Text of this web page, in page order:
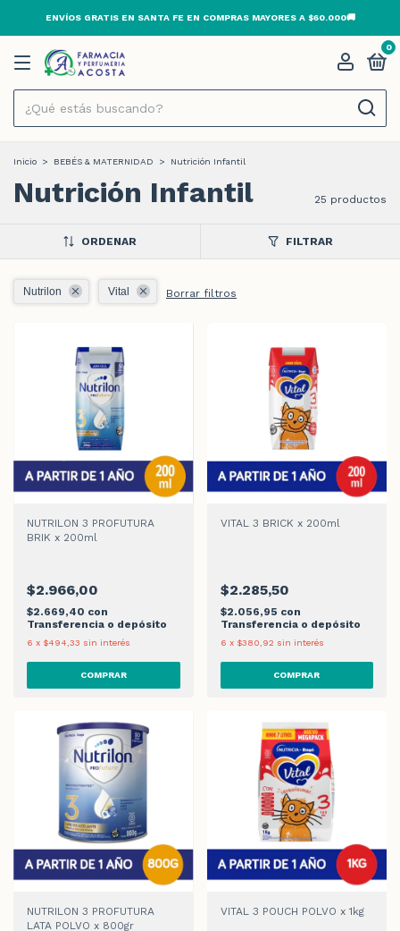
ENVÍOS GRATIS EN SANTA FE EN COMPRAS MAYORES A $60.000🚚
0
Inicio > BEBÉS & MATERNIDAD > Nutrición Infantil
Nutrición Infantil 25 productos
ORDENAR FILTRAR
Nutrilon Vital Borrar filtros
NUTRILON 3 PROFUTURA
BRIK x 200ml
$2.966,00
$2.669,40 con
Transferencia o depósito
6 x $494,33 sin interés
VITAL 3 BRICK x 200ml
$2.285,50
$2.056,95 con
Transferencia o depósito
6 x $380,92 sin interés
NUTRILON 3 PROFUTURA
LATA POLVO x 800gr
VITAL 3 POUCH POLVO x 1kg